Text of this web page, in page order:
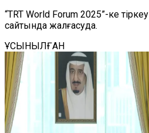
“TRT World Forum 2025”-ке тіркеу
сайтында жалғасуда.
ҰСЫНЫЛҒАН